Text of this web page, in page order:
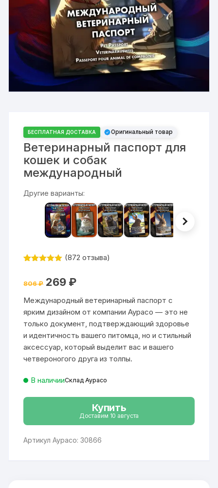
БЕСПЛАТНАЯ ДОСТАВКА Оригинальный товар
Ветеринарный паспорт для
кошек и собак
международный
Другие варианты:
на основе
пользовател
ей
(872 отзыва)
806₽ Первоначальная
цена
806 ₽.
269 ₽Текущая
Международный ветеринарный паспорт с
ярким дизайном от компании Аурасо — это не
только документ, подтверждающий здоровье
и идентичность вашего питомца, но и стильный
аксессуар, который выделит вас и вашего
четвероногого друга из толпы.
В наличииСклад Аурасо
Купить
Доставим 10 августа
Артикул Аурасо: 30866